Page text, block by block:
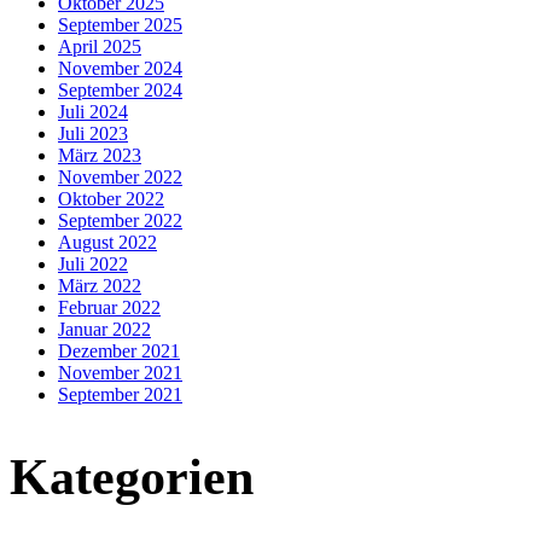
September 2025
April 2025
November 2024
September 2024
Juli 2024
Juli 2023
März 2023
November 2022
Oktober 2022
September 2022
August 2022
Juli 2022
März 2022
Februar 2022
Januar 2022
Dezember 2021
November 2021
September 2021
Kategorien